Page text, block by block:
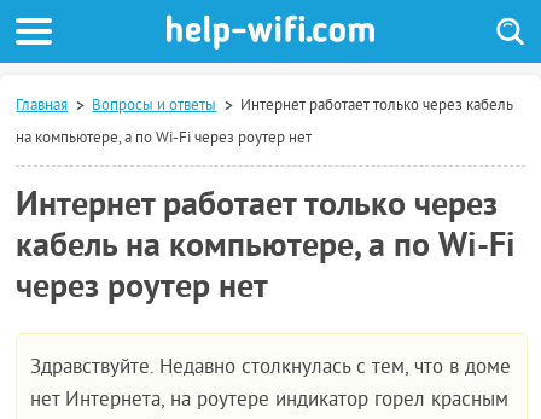
Главная Вопросы и ответы
Интернет работает только через кабель
на компьютере, а по Wi-Fi через роутер нет
Интернет работает только через
кабель на компьютере, а по Wi-Fi
через роутер нет
Здравствуйте. Недавно столкнулась с тем, что в доме
нет Интернета, на роутере индикатор горел красным